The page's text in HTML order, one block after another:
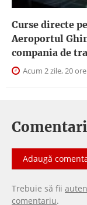
Curse directe
Aeroportul
compania de
Acum 2 zile, 20 ore
Adaugă
Trebuie să fii
comentariu.